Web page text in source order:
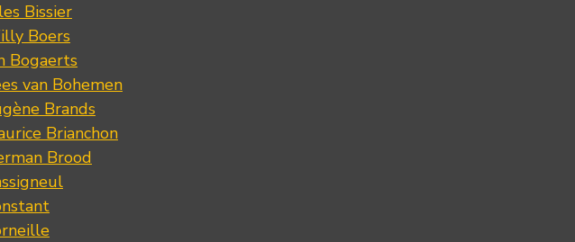
Bissier
Boers
Bogaerts
van Bohemen
Brands
Brianchon
Brood